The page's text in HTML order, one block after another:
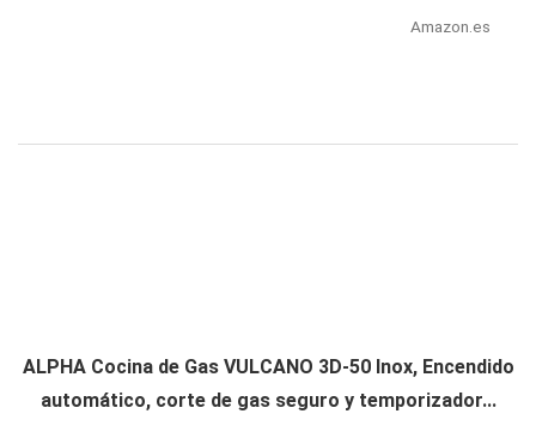
Amazon.es
ALPHA Cocina de Gas VULCANO 3D-50 Inox, Encendido
automático, corte de gas seguro y temporizador...